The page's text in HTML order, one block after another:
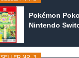
Pokémon
Nintendo